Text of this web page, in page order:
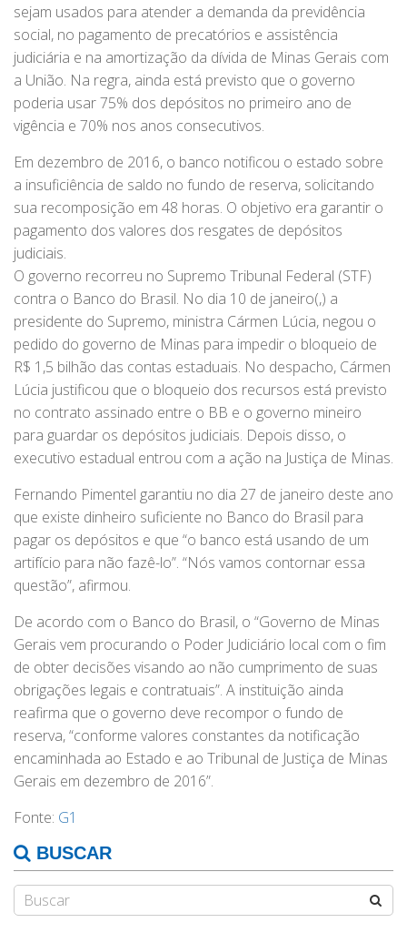
sejam usados para atender a demanda da previdência
social, no pagamento de precatórios e assistência
judiciária e na amortização da dívida de Minas Gerais com
a União. Na regra, ainda está previsto que o governo
poderia usar 75% dos depósitos no primeiro ano de
vigência e 70% nos anos consecutivos.
Em dezembro de 2016, o banco notificou o estado sobre
a insuficiência de saldo no fundo de reserva, solicitando
sua recomposição em 48 horas. O objetivo era garantir o
pagamento dos valores dos resgates de depósitos
judiciais.
O governo recorreu no Supremo Tribunal Federal (STF)
contra o Banco do Brasil. No dia 10 de janeiro(,) a
presidente do Supremo, ministra Cármen Lúcia, negou o
pedido do governo de Minas para impedir o bloqueio de
R$ 1,5 bilhão das contas estaduais. No despacho, Cármen
Lúcia justificou que o bloqueio dos recursos está previsto
no contrato assinado entre o BB e o governo mineiro
para guardar os depósitos judiciais. Depois disso, o
executivo estadual entrou com a ação na Justiça de Minas.
Fernando Pimentel garantiu no dia 27 de janeiro deste ano
que existe dinheiro suficiente no Banco do Brasil para
pagar os depósitos e que “o banco está usando de um
artifício para não fazê-lo”. “Nós vamos contornar essa
questão”, afirmou.
De acordo com o Banco do Brasil, o “Governo de Minas
Gerais vem procurando o Poder Judiciário local com o fim
de obter decisões visando ao não cumprimento de suas
obrigações legais e contratuais”. A instituição ainda
reafirma que o governo deve recompor o fundo de
reserva, “conforme valores constantes da notificação
encaminhada ao Estado e ao Tribunal de Justiça de Minas
Gerais em dezembro de 2016”.
Fonte: G1
BUSCAR